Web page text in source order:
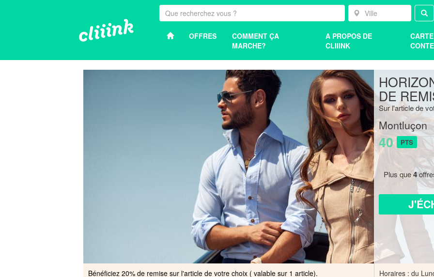
OFFRES
COMMENT ÇA
MARCHE?
A PROPOS DE
CLIIINK
DE
Sur l'article de
Montluçon
40 PTS
Plus que4
Bénéficiez 20% de remise sur l'article de votre choix ( valable sur 1 article).
Horaires : du